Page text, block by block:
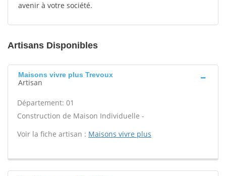
avenir à votre société.
Artisans Disponibles
Maisons vivre plus Trevoux
Artisan
Département: 01
Construction de Maison Individuelle -
Voir la fiche artisan : Maisons vivre plus